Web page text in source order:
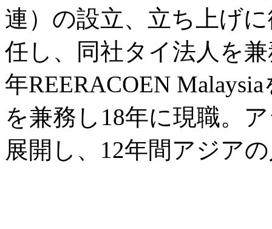
連）の設立、立ち上げ
任し、同社タイ法人を
年REERACOEN
を兼務し18年に現職。
展開し、12年間アジア